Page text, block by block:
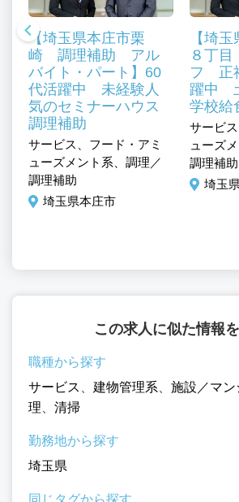
【埼玉県本庄市栗
崎 調理補助 アル
バイト・パート】60
代活躍中 未経験人
気のセミナーハウス
調理補助
サービス、フード・アミ
ューズメント系、調理／
調理補助
埼玉県本庄市
【埼
８丁
フ 正
躍中
学校給
サービ
ューズ
調理補助
埼玉
この求人に似た情報
職種から探す
サービス
建物管理系
施設／マン
理
清掃
勤務地から探す
埼玉県
同じタグから探す